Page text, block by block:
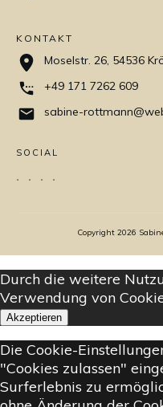
KONTAKT
Moselstr. 26, 54536
+49 171 7262 609
sabine-
SOCIAL
Copyright 2026
Durch die weitere
Verwendung von
Akzeptieren
Die Cookie-
"Cookies zulassen"
Surferlebnis zu